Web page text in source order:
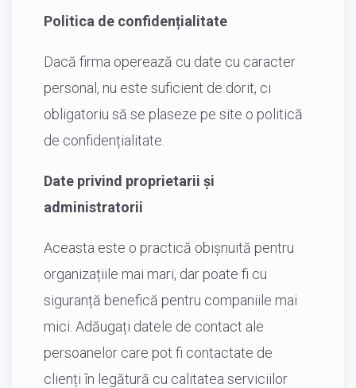
Politica de confidențialitate
Dacă firma operează cu date cu caracter
personal, nu este suficient de dorit, ci
obligatoriu să se plaseze pe site o politică
de confidențialitate.
Date privind proprietarii și
administratorii
Aceasta este o practică obișnuită pentru
organizațiile mai mari, dar poate fi cu
siguranță benefică pentru companiile mai
mici. Adăugați datele de contact ale
persoanelor care pot fi contactate de
clienți în legătură cu calitatea serviciilor